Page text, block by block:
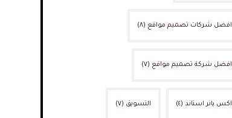
افضل شركات تصميم مواقع (٨)
افضل شركة تصميم مواقع (٧)
اكس بانر استاند(٤) التسويق (٧)